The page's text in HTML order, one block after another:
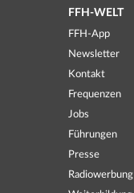
FFH-WELT
FFH-App
Newsletter
Kontakt
Frequenzen
Jobs
Führungen
Presse
Radiowerbung